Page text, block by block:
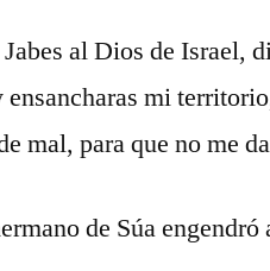
al Dios de Israel,
mi
mal, para que no me
de Súa